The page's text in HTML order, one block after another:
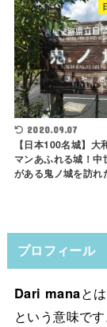
2020.09.07
【日本100名城】大
マンあふれる城！中
がある鬼ノ城を訪れ
プロフィール
Dari manaと
という意味で